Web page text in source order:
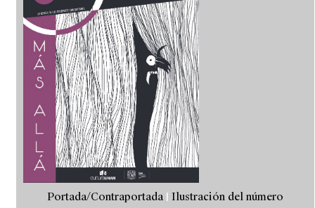
Portada/Contraportada
Ilustración del número